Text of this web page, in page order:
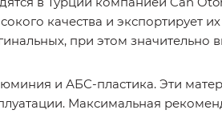
качества и экспортирует
при этом значительно
и АБС-пластика. Эти
Максимальная